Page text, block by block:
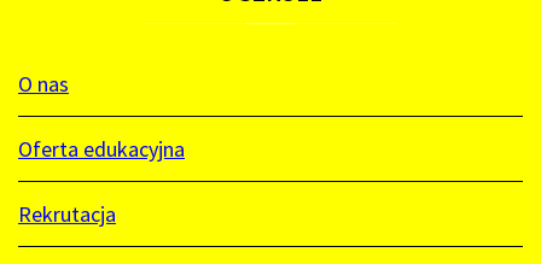
O nas
Oferta edukacyjna
Rekrutacja